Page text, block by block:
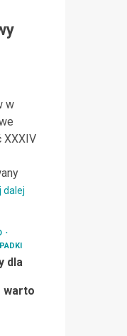
w
XXXIV
dalej
dla
warto